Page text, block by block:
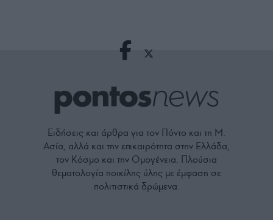
Ειδήσεις και άρθρα για τον Πόντο και τη Μ.
Ασία, αλλά και την επικαιρότητα στην Ελλάδα,
τον Κόσμο και την Ομογένεια. Πλούσια
θεματολογία ποικίλης ύλης με έμφαση σε
πολιτιστικά δρώμενα.